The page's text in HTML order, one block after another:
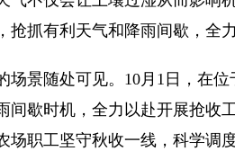
抓有利天气和降雨间歇，全力
景随处可见。10月1日，在位
歇时机，全力以赴开展抢收
职工坚守秋收一线，科学调